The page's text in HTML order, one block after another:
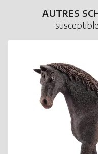
AUTRES